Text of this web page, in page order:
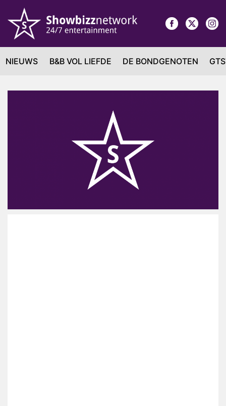
NIEUWS B&B VOL LIEFDE DE BONDGENOTEN